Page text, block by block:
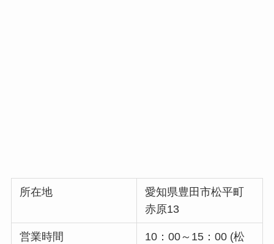
所在地
愛知県豊田市松平町
赤原13
営業時間
10：00～15：00 (松